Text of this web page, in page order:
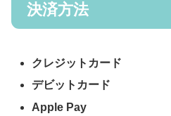
決済方法
クレジットカード
デビットカード
Apple Pay